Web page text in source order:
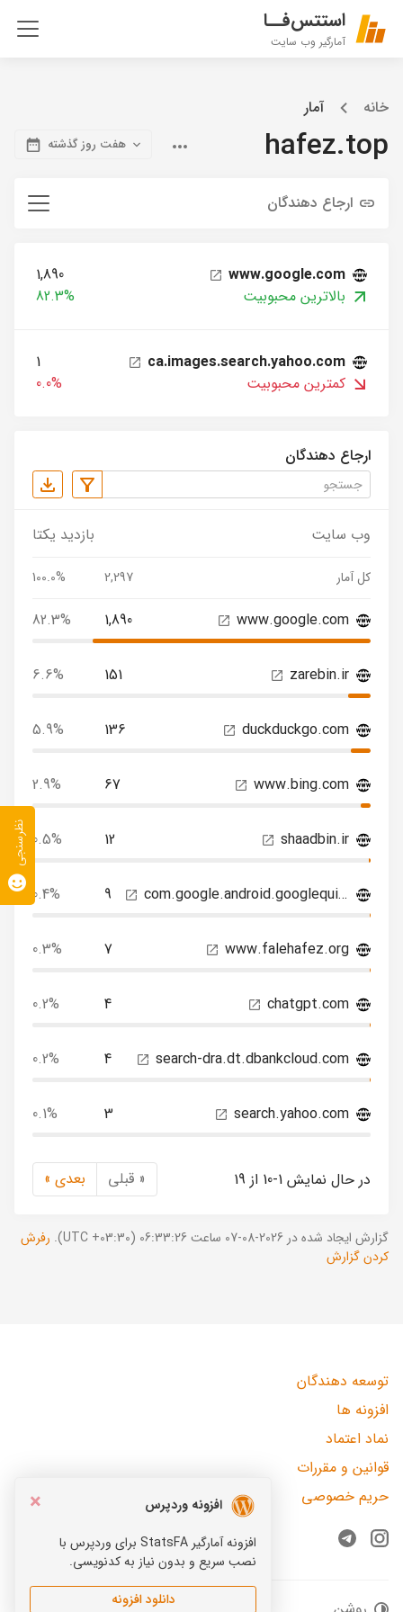
استتس‌فــا
آمارگیر وب سایت
خانه آمار
hafez.top هفت روز گذشته
ارجاع دهندگان
www.google.com
1,890
بالاترین محبوبیت
82.3%
ca.images.search.yahoo.com
1
کمترین محبوبیت
0.0%
ارجاع دهندگان
وب سایت بازدید یکتا
کل آمار 2,297
100.0%
www.google.com
1,890
82.3%
zarebin.ir
151
6.6%
duckduckgo.com
136
5.9%
www.bing.com
67
2.9%
shaadbin.ir
12
0.5%
com.google.android.googlequicksearchbox
9
0.4%
www.falehafez.org
7
0.3%
chatgpt.com
4
0.2%
search-dra.dt.dbankcloud.com
4
0.2%
search.yahoo.com
3
0.1%
در حال نمایش 1-10 از 19 « قبلی بعدی »
گزارش ایجاد شده در 2026-08-07 ساعت 06:33:26 (UTC +03:30).
رفرش
کردن گزارش
×
افزونه وردپرس
افزونه آمارگیر StatsFA برای وردپرس با
نصب سریع و بدون نیاز به کدنویسی.
دانلود افزونه
توسعه دهندگان
افزونه ها
نماد اعتماد
قوانین و مقررات
حریم خصوصی
Instagram
Telegram
نظرسنجی